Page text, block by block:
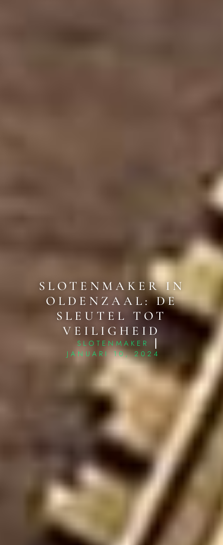
SLOTENMAKER IN
OLDENZAAL: DE
SLEUTEL TOT
VEILIGHEID
SLOTENMAKER
JANUARI 10, 2024